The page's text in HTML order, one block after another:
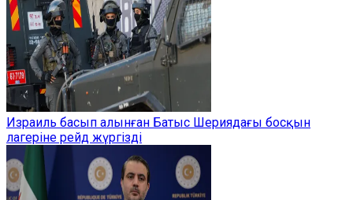
Израиль басып алынған Батыс Шериядағы босқын
лагеріне рейд жүргізді